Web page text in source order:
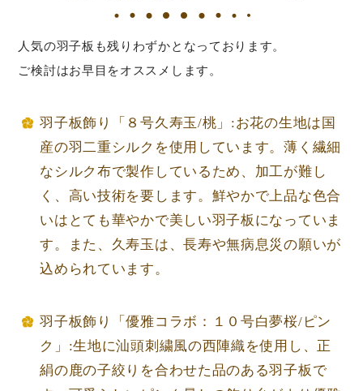
人気の羽子板も残りわずかとなっております。
ご検討はお早目をオススメします。
羽子板飾り「８号久寿玉/桃」:お花の生地は国
産の羽二重シルクを使用しています。薄く繊細
なシルク布で製作しているため、加工が難し
く、高い技術を要します。鮮やかで上品な色合
いはとても華やかで美しい羽子板になっていま
す。また、久寿玉は、長寿や無病息災の願いが
込められています。
羽子板飾り「優雅コラボ：１０号白夢桜/ピン
ク」:生地に汕頭刺繍風の西陣織を使用し、正
絹の鹿の子絞りを合わせた品のある羽子板で